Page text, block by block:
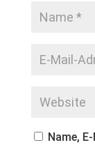
Name,